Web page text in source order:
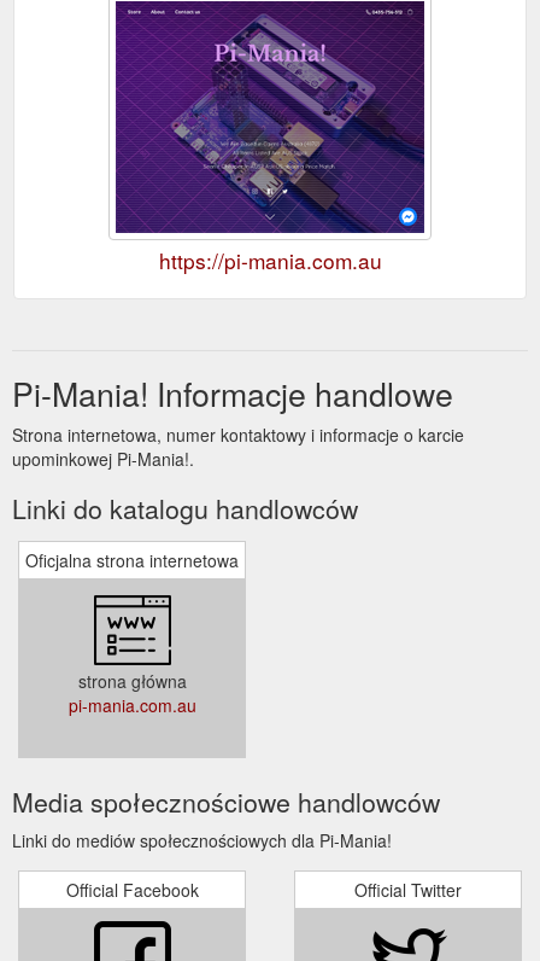
https://pi-mania.com.au
Pi-Mania! Informacje handlowe
Strona internetowa, numer kontaktowy i informacje o karcie
upominkowej Pi-Mania!.
Linki do katalogu handlowców
Oficjalna strona internetowa
strona główna
pi-mania.com.au
Media społecznościowe handlowców
Linki do mediów społecznościowych dla Pi-Mania!
Official Facebook Official Twitter